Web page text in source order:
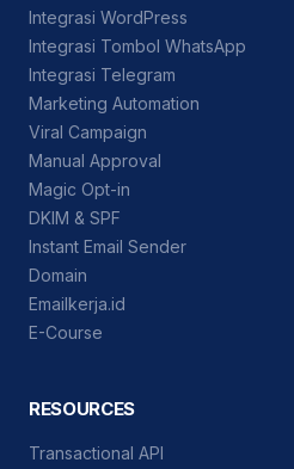
Integrasi WordPress
Integrasi Tombol WhatsApp
Integrasi Telegram
Marketing Automation
Viral Campaign
Manual Approval
Magic Opt-in
DKIM & SPF
Instant Email Sender
Domain
Emailkerja.id
E-Course
RESOURCES
Transactional API